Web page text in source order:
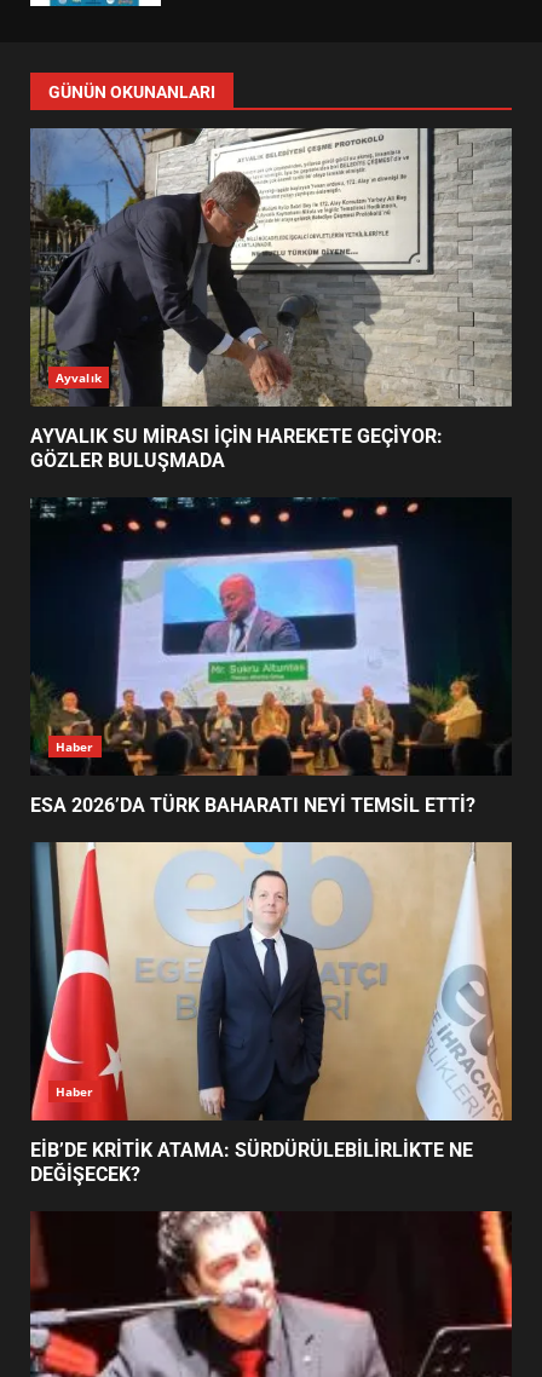
7
YENİ YÖNETİM NASIL
ŞEKİLLENDİ?
1
AYVALIK SU MİRASI İÇİN
HAREKETE GEÇİYOR: GÖZLER
BULUŞMADA
2
ESA 2026’DA TÜRK BAHARATI
NEYİ TEMSİL ETTİ?
EİB’DE KRİTİK ATAMA:
SÜRDÜRÜLEBİLİRLİKTE NE
DEĞİŞECEK?
4
EDREMİT’İN GURURU TÜRKİYE
FİNALİNDE NE BAŞARDI?
5
UZATILDI: NE DEĞİŞTİ?
6
BURHANİYE SATRANÇ
TURNUVASI KAYITLARI NEYİ
DEĞİŞTİRİYOR?
BURHANİYE BELEDİYESPOR’DA
YENİ YÖNETİM NASIL
GÜNÜN OKUNANLARI
Ayvalık
AYVALIK SU MİRASI İÇİN HAREKETE GEÇİYOR:
GÖZLER BULUŞMADA
Haber
ESA 2026’DA TÜRK BAHARATI NEYİ TEMSİL ETTİ?
Haber
EİB’DE KRİTİK ATAMA: SÜRDÜRÜLEBİLİRLİKTE NE
DEĞİŞECEK?